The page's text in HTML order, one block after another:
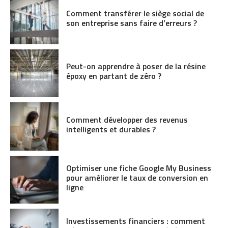
Comment transférer le siège social de
son entreprise sans faire d’erreurs ?
Peut-on apprendre à poser de la résine
époxy en partant de zéro ?
Comment développer des revenus
intelligents et durables ?
Optimiser une fiche Google My Business
pour améliorer le taux de conversion en
ligne
Investissements financiers : comment